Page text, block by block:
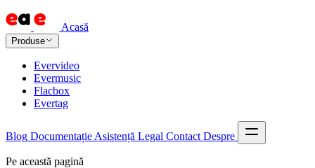
Acasă
Produse
Evervideo
Evermusic
Flacbox
Evertag
Blog Documentație Asistență Legal Contact Despre
Pe această pagină